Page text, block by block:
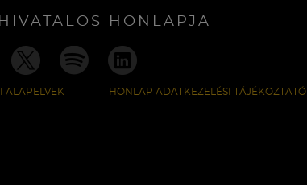
HONLAPJA
ALAPELVEK HONLAP ADATKEZELÉSI TÁJÉKOZTATÓ